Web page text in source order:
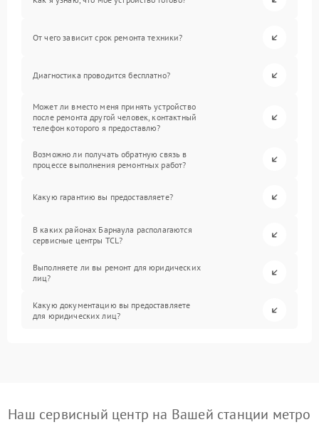
От чего зависит срок ремонта техники?
Диагностика проводится бесплатно?
Может ли вместо меня принять устройство
после ремонта другой человек, контактный
телефон которого я предоставлю?
Возможно ли получать обратную связь в
процессе выполнения ремонтных работ?
Какую гарантию вы предоставляете?
В каких районах Барнаула располагаются
сервисные центры TCL?
Выполняете ли вы ремонт для юридических
лиц?
Какую документацию вы предоставляете
для юридических лиц?
Наш сервисный центр на Вашей станции метро